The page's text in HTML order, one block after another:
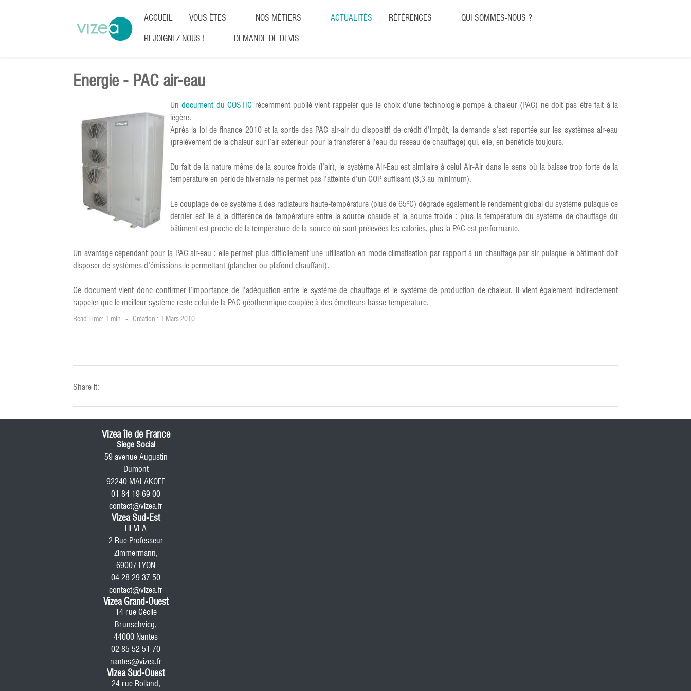
ACCUEIL VOUS ÊTES NOS MÉTIERS ACTUALITÉS RÉFÉRENCES QUI SOMMES-NOUS ?
REJOIGNEZ NOUS ! DEMANDE DE DEVIS
Energie - PAC air-eau
Undocument du COSTIC récemment publié vient rappeler que le choix d’une technologie pompe à chaleur (PAC) ne doit pas être fait à la
légère.
Après la loi de finance 2010 et la sortie des PAC air-air du dispositif de crédit d’impôt, la demande s’est reportée sur les systèmes air-eau
(prélèvement de la chaleur sur l’air extérieur pour la transférer à l’eau du réseau de chauffage) qui, elle, en bénéficie toujours.
Du fait de la nature même de la source froide (l’air), le système Air-Eau est similaire à celui Air-Air dans le sens où la baisse trop forte de la
température en période hivernale ne permet pas l’atteinte d’un COP suffisant (3,3 au minimum).
Le couplage de ce système à des radiateurs haute-température (plus de 65°C) dégrade également le rendement global du système puisque ce
dernier est lié à la différence de température entre la source chaude et la source froide : plus la température du système de chauffage du
bâtiment est proche de la température de la source où sont prélevées les calories, plus la PAC est performante.
Un avantage cependant pour la PAC air-eau : elle permet plus difficilement une utilisation en mode climatisation par rapport à un chauffage par air puisque le bâtiment doit
disposer de systèmes d’émissions le permettant (plancher ou plafond chauffant).
Ce document vient donc confirmer l’importance de l’adéquation entre le système de chauffage et le système de production de chaleur. Il vient également indirectement
rappeler que le meilleur système reste celui de la PAC géothermique couplée à des émetteurs basse-température.
Read Time: 1 min Création : 1 Mars 2010
Share it:
Vizea île de France
Siege Social
59 avenue Augustin
Dumont
92240 MALAKOFF
01 84 19 69 00
contact@vizea.fr
Vizea Sud-Est
HEVEA
2 Rue Professeur
Zimmermann,
69007 LYON
04 28 29 37 50
contact@vizea.fr
Vizea Grand-Ouest
14 rue Cécile
Brunschvicg,
44000 Nantes
02 85 52 51 70
nantes@vizea.fr
Vizea Sud-Ouest
24 rue Rolland,